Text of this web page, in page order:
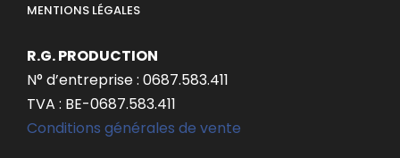
MENTIONS LÉGALES
R.G. PRODUCTION
N° d’entreprise : 0687.583.411
TVA : BE-0687.583.411
Conditions générales de vente